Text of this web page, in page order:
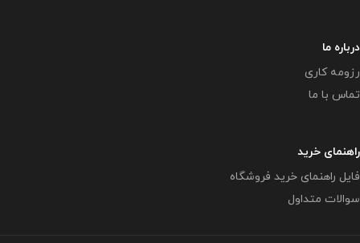
درباره ما
رزومه کاری
تماس با ما
راهنمای خرید
فایل راهنمای خرید فروشگاه
سوالات متداول